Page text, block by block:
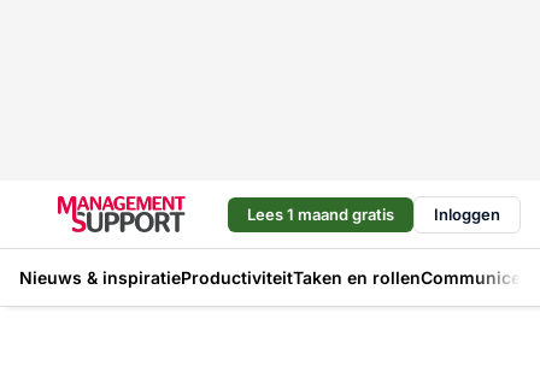
Lees 1 maand gratis Inloggen
Nieuws & inspiratieProductiviteitTaken en rollen